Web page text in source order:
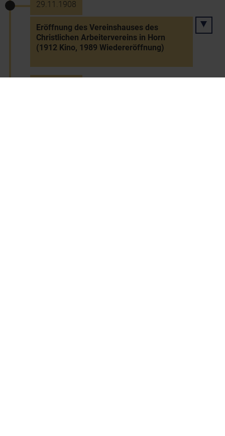
29.11.1908
Eröffnung des Vereinshauses des
Christlichen Arbeitervereins in Horn
(1912 Kino, 1989 Wiedereröffnung)